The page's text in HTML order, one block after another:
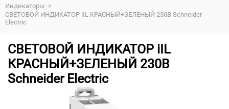
Индикаторы >
СВЕТОВОЙ ИНДИКАТОР iIL КРАСНЫЙ+ЗЕЛЕНЫЙ 230В Schneider
Electric
СВЕТОВОЙ ИНДИКАТОР iIL
КРАСНЫЙ+ЗЕЛЕНЫЙ 230В
Schneider Electric